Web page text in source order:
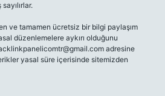
ve tamamen ücretsiz bir bilgi paylaşım
düzenlemelere aykırı olduğunu
adresine
yasal süre içerisinde sitemizden